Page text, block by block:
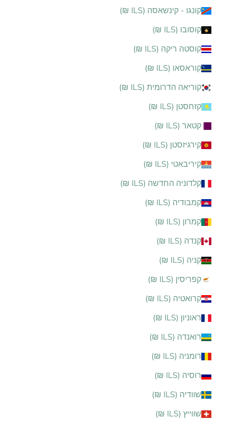
קונגו - קינשאסה (ILS ₪)
קוסובו (ILS ₪)
קוסטה ריקה (ILS ₪)
קוראסאו (ILS ₪)
קוריאה הדרומית (ILS ₪)
קזחסטן (ILS ₪)
קטאר (ILS ₪)
קירגיזסטן (ILS ₪)
קיריבאטי (ILS ₪)
קלדוניה החדשה (ILS ₪)
קמבודיה (ILS ₪)
קמרון (ILS ₪)
קנדה (ILS ₪)
קניה (ILS ₪)
קפריסין (ILS ₪)
קרואטיה (ILS ₪)
ראוניון (ILS ₪)
רואנדה (ILS ₪)
רומניה (ILS ₪)
רוסיה (ILS ₪)
שוודיה (ILS ₪)
שווייץ (ILS ₪)